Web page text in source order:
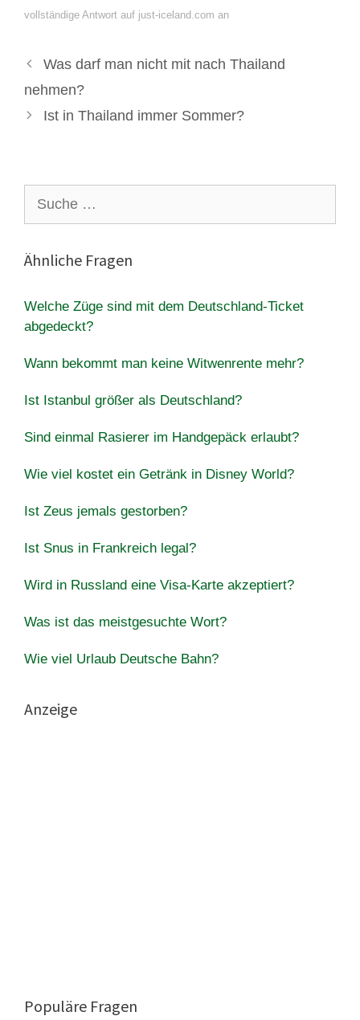
vollständige Antwort auf just-iceland.com an
Was darf man nicht mit nach Thailand
nehmen?
Ist in Thailand immer Sommer?
nach:
Ähnliche Fragen
Welche Züge sind mit dem Deutschland-Ticket
abgedeckt?
Wann bekommt man keine Witwenrente mehr?
Ist Istanbul größer als Deutschland?
Sind einmal Rasierer im Handgepäck erlaubt?
Wie viel kostet ein Getränk in Disney World?
Ist Zeus jemals gestorben?
Ist Snus in Frankreich legal?
Wird in Russland eine Visa-Karte akzeptiert?
Was ist das meistgesuchte Wort?
Wie viel Urlaub Deutsche Bahn?
Anzeige
Populäre Fragen